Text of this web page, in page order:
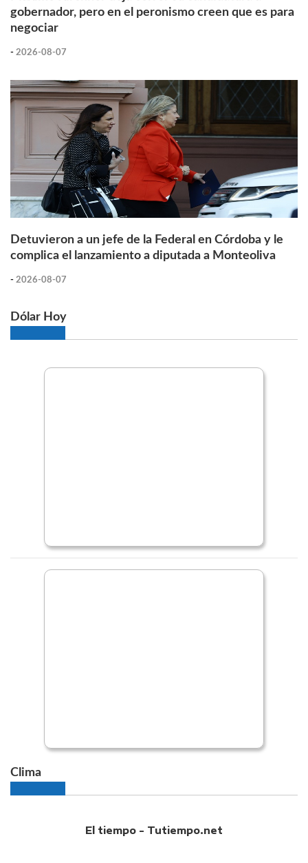
gobernador, pero en el peronismo creen que es para
negociar
- 2026-08-07
Detuvieron a un jefe de la Federal en Córdoba y le
complica el lanzamiento a diputada a Monteoliva
- 2026-08-07
Dólar Hoy
Clima
El tiempo - Tutiempo.net